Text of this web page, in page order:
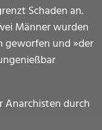
Schaden an.
Männer wurden
geworfen und »der
Anarchisten durch